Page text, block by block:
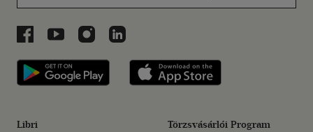
Libri a Facebookon
Libri a Youtube-on
Libri az Instagramon
Libri a LinkedInen
Libri applikáció Szerezd meg: Google
Libri Törzsvásárlói Program